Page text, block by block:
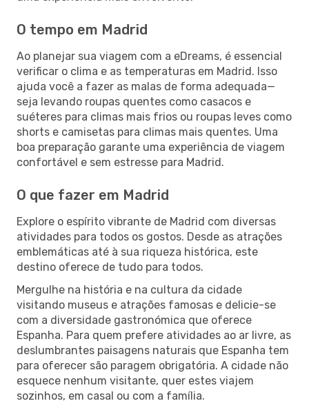
O tempo em Madrid
Ao planejar sua viagem com a eDreams, é essencial
verificar o clima e as temperaturas em Madrid. Isso
ajuda você a fazer as malas de forma adequada—
seja levando roupas quentes como casacos e
suéteres para climas mais frios ou roupas leves como
shorts e camisetas para climas mais quentes. Uma
boa preparação garante uma experiência de viagem
confortável e sem estresse para Madrid.
O que fazer em Madrid
Explore o espírito vibrante de Madrid com diversas
atividades para todos os gostos. Desde as atrações
emblemáticas até à sua riqueza histórica, este
destino oferece de tudo para todos.
Mergulhe na história e na cultura da cidade
visitando museus e atrações famosas e delicie-se
com a diversidade gastronómica que oferece
Espanha. Para quem prefere atividades ao ar livre, as
deslumbrantes paisagens naturais que Espanha tem
para oferecer são paragem obrigatória. A cidade não
esquece nenhum visitante, quer estes viajem
sozinhos, em casal ou com a família.